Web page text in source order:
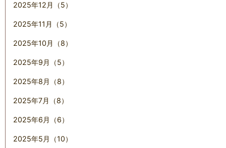
2025年12月（5）
2025年11月（5）
2025年10月（8）
2025年9月（5）
2025年8月（8）
2025年7月（8）
2025年6月（6）
2025年5月（10）